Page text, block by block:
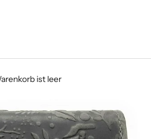
ist leer